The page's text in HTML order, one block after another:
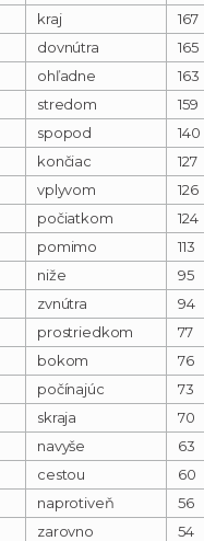
kraj
167
dovnútra
165
ohľadne
163
stredom
159
spopod
140
končiac
127
vplyvom
126
počiatkom
124
pomimo
113
niže
95
zvnútra
94
prostriedkom
77
bokom
76
počínajúc
73
skraja
70
navyše
63
cestou
60
naprotiveň
56
zarovno
54